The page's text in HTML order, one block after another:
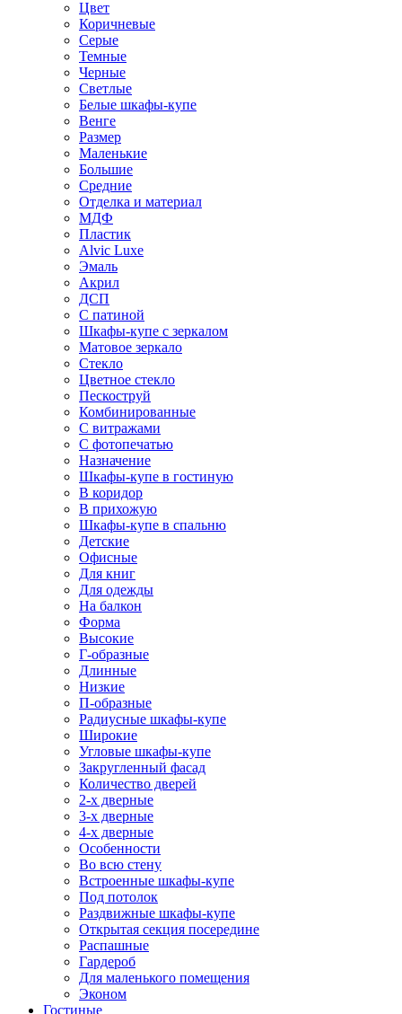
Цвет
Коричневые
Серые
Темные
Черные
Светлые
Белые шкафы-купе
Венге
Размер
Маленькие
Большие
Средние
Отделка и материал
МДФ
Пластик
Alvic Luxe
Эмаль
Акрил
ДСП
С патиной
Шкафы-купе с зеркалом
Матовое зеркало
Стекло
Цветное стекло
Пескоструй
Комбинированные
С витражами
С фотопечатью
Назначение
Шкафы-купе в гостиную
В коридор
В прихожую
Шкафы-купе в спальню
Детские
Офисные
Для книг
Для одежды
На балкон
Форма
Высокие
Г-образные
Длинные
Низкие
П-образные
Радиусные шкафы-купе
Широкие
Угловые шкафы-купе
Закругленный фасад
Количество дверей
2-х дверные
3-х дверные
4-х дверные
Особенности
Во всю стену
Встроенные шкафы-купе
Под потолок
Раздвижные шкафы-купе
Открытая секция посередине
Распашные
Гардероб
Для маленького помещения
Эконом
Гостиные